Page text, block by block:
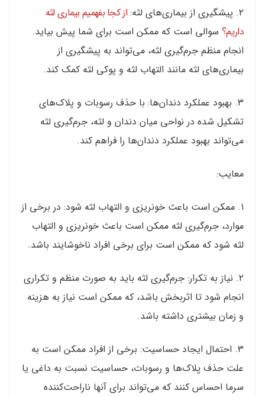
۲. پیشگیری از بیماری‌های لثه:
از کجا بفهمیم بیماری لثه
داریم؟سوالی است که ممکن است برای شما پیش بیاید.
انجام منظم جرم‌گیری لثه، می‌تواند به پیشگیری از
بیماری‌های لثه مانند التهاب لثه و پوکی لثه کمک کند.
۳. بهبود عملکرد دندان‌ها: با حذف رسوبات و پلاک‌های
تشکیل شده در نواحی میان دندان و لثه، جرم‌گیری لثه
می‌تواند بهبود عملکرد دندان‌ها را فراهم کند.
معایب:
۱. ممکن است باعث خونریزی و التهاب لثه شود: در برخی از
موارد، جرم‌گیری لثه ممکن است باعث خونریزی و التهاب
لثه شود که ممکن است برای برخی افراد ناخوشایند باشد.
۲. نیاز به تکرار: جرم‌گیری لثه باید به صورت منظم و تکراری
انجام شود تا اثربخش باشد، که ممکن است نیاز به هزینه
و زمان بیشتری داشته باشد.
۳. احتمال ایجاد حساسیت: برخی از افراد ممکن است به
علت حذف پلاک‌ها و رسوبات، حساسیت نسبت به داغی یا
سرما احساس کنند که می‌تواند برای آنها ناراحت‌کننده